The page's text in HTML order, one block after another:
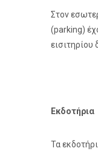
Στον
(parking)
εισιτηρίου
Εκδοτήρια
Τα